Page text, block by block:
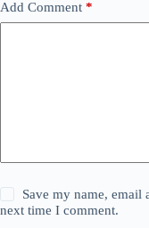
Add Comment *
Save my name, email
next time I comment.